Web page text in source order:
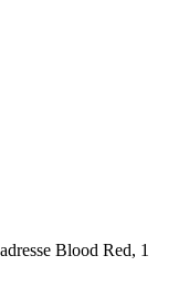
Blood Red, 1